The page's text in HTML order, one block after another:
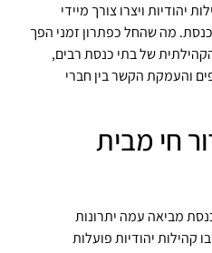
יהודיות ויצרו צורך מיידי
מה שהחל כפתרון זמני הפך
של בתי כנסת רבים,
והעמקת הקשר בין חברי
חי מבית
מביאה עמה יתרונות
קהילות יהודיות פועלות